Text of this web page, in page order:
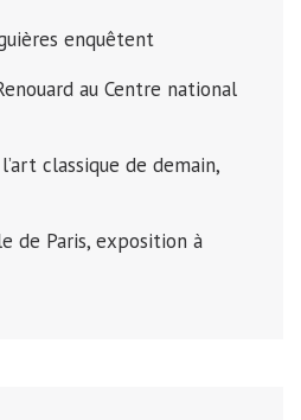
enquêtent
au Centre national
classique de demain,
de Paris, exposition à